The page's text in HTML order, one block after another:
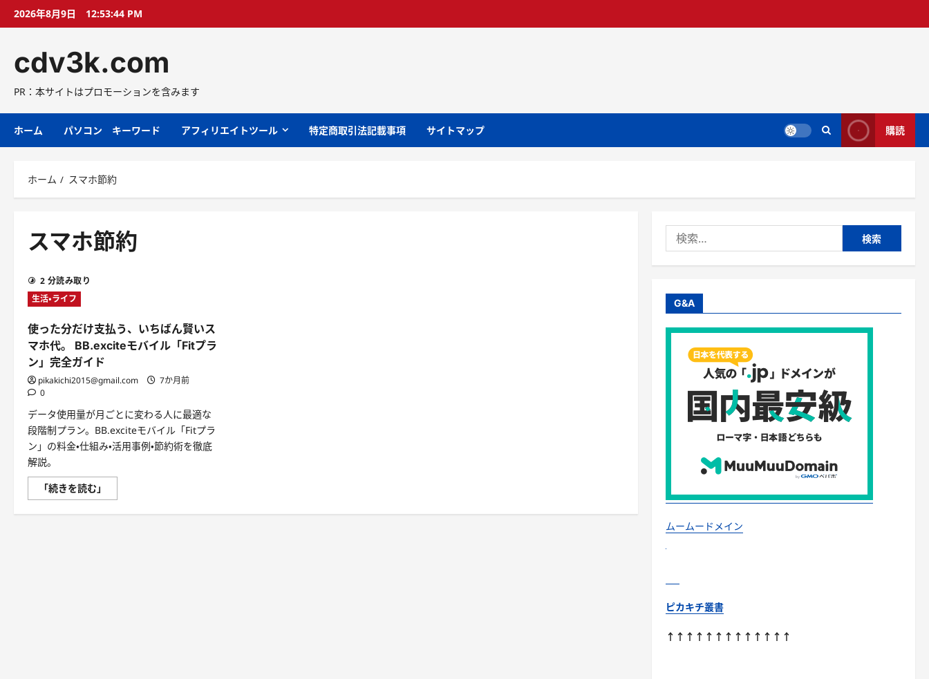
プ
2026年8月9日 12:53:45 PM
cdv3k.com
PR：本サイトはプロモーションを含みます
ホーム パソコン キーワード アフィリエイトツール 特定商取引法記載事項 サイトマップ 購読
ホーム スマホ節約
スマホ節約
2 分読み取り
生活・ライフ
使った分だけ支払う、いちばん賢いス
マホ代。 BB.exciteモバイル「Fitプラ
ン」完全ガイド
pikakichi2015@gmail.com
7か月前
0
データ使用量が月ごとに変わる人に最適な
段階制プラン。BB.exciteモバイル「Fitプラ
ン」の料金・仕組み・活用事例・節約術を徹底
解説。
「続きを読む」
っ
分
索:
G&A
ムームードメイン
ピカキチ叢書
↑↑↑↑↑↑↑↑↑↑↑↑↑